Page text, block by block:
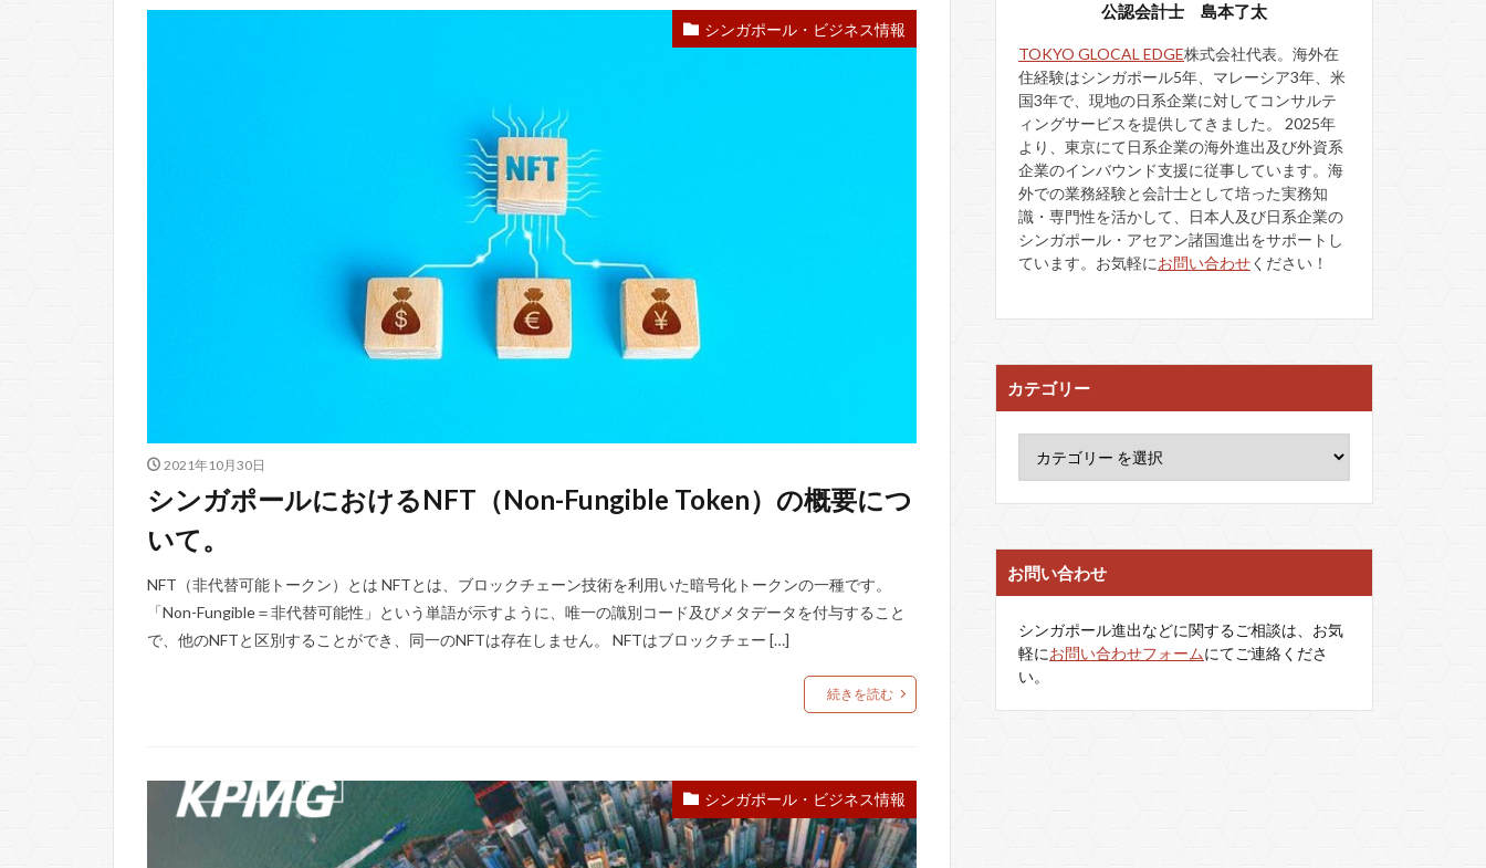
シンガポール・ビジネス情報
2021年10月30日
シンガポールにおけるNFT（Non-Fungible Token）の概要につ
いて。
NFT（非代替可能トークン）とは NFTとは、ブロックチェーン技術を利用いた暗号化トークンの一種です。
「Non-Fungible＝非代替可能性」という単語が示すように、唯一の識別コード及びメタデータを付与すること
で、他のNFTと区別することができ、同一のNFTは存在しません。 NFTはブロックチェー […]
続きを読む
シンガポール・ビジネス情報
公認会計士 島本了太
TOKYO GLOCAL EDGE株式会社代表。海外在
住経験はシンガポール5年、マレーシア3年、米
国3年で、現地の日系企業に対してコンサルテ
ィングサービスを提供してきました。 2025年
より、東京にて日系企業の海外進出及び外資系
企業のインバウンド支援に従事しています。海
外での業務経験と会計士として培った実務知
識・専門性を活かして、日本人及び日系企業の
シンガポール・アセアン諸国進出をサポートし
ています。お気軽にお問い合わせください！
カテゴリー
お問い合わせ
シンガポール進出などに関するご相談は、お気
軽にお問い合わせフォームにてご連絡くださ
い。